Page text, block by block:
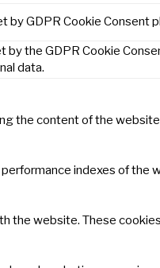
by GDPR Cookie Consent
by the GDPR Cookie
data.
the content of the
indexes of
the website. These